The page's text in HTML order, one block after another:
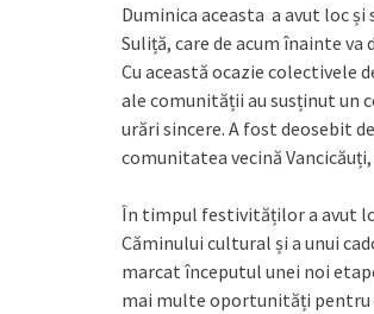
Duminica aceasta a avut loc
Suliță, care de acum înainte
Cu această ocazie
ale comunității au susținut un
urări sincere. A fost deosebit
comunitatea vecină
În timpul festivităților a avut
Căminului cultural și a unui
marcat începutul unei noi
mai multe oportunități pentru